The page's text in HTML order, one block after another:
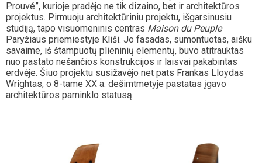
Prouvé”, kurioje pradėjo ne tik dizaino, bet ir architektūros
projektus. Pirmuoju architektūriniu projektu, išgarsinusiu
studiją, tapo visuomeninis centras Maison du Peuple
Paryžiaus priemiestyje Kliši. Jo fasadas, sumontuotas, aišku
savaime, iš štampuotų plieninių elementų, buvo atitrauktas
nuo pastato nešančios konstrukcijos ir laisvai pakabintas
erdvėje. Šiuo projektu susižavėjo net pats Frankas Lloydas
Wrightas, o 8-tame XX a. dešimtmetyje pastatas įgavo
architektūros paminklo statusą.